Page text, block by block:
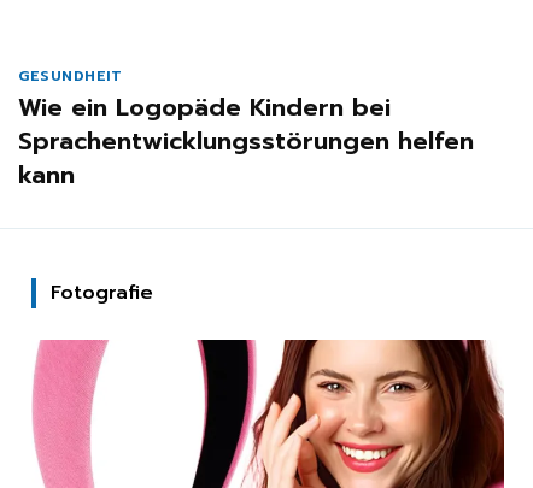
GESUNDHEIT
Wie ein Logopäde Kindern bei
Sprachentwicklungsstörungen helfen
kann
Fotografie